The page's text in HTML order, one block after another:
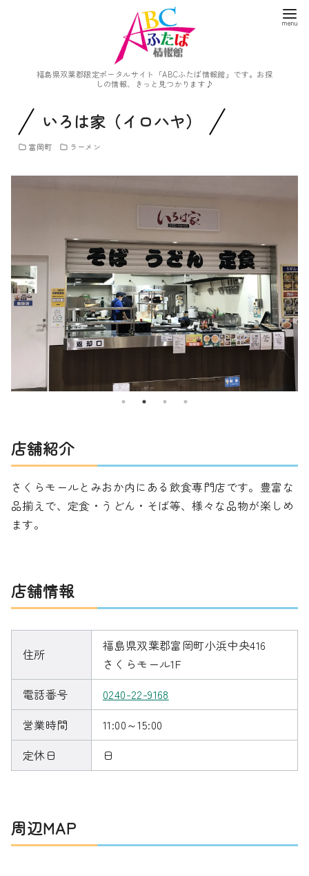
福島県双葉郡限定ポータルサイト「ABCふたば情報館」です。お探
しの情報、きっと見つかります♪
いろは家（イロハヤ）
富岡町 ラーメン
店舗紹介
さくらモールとみおか内にある飲食専門店です。豊富な
品揃えで、定食・うどん・そば等、様々な品物が楽しめ
ます。
店舗情報
住所
福島県双葉郡富岡町小浜中央416
さくらモール1F
電話番号
0240-22-9168
営業時間
11:00～15:00
定休日
日
周辺MAP